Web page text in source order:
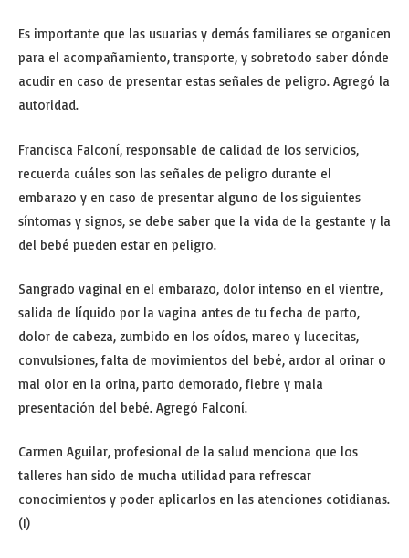
Es importante que las usuarias y demás familiares se organicen
para el acompañamiento, transporte, y sobretodo saber dónde
acudir en caso de presentar estas señales de peligro. Agregó la
autoridad.
Francisca Falconí, responsable de calidad de los servicios,
recuerda cuáles son las señales de peligro durante el
embarazo y en caso de presentar alguno de los siguientes
síntomas y signos, se debe saber que la vida de la gestante y la
del bebé pueden estar en peligro.
Sangrado vaginal en el embarazo, dolor intenso en el vientre,
salida de líquido por la vagina antes de tu fecha de parto,
dolor de cabeza, zumbido en los oídos, mareo y lucecitas,
convulsiones, falta de movimientos del bebé, ardor al orinar o
mal olor en la orina, parto demorado, fiebre y mala
presentación del bebé. Agregó Falconí.
Carmen Aguilar, profesional de la salud menciona que los
talleres han sido de mucha utilidad para refrescar
conocimientos y poder aplicarlos en las atenciones cotidianas.
(I)